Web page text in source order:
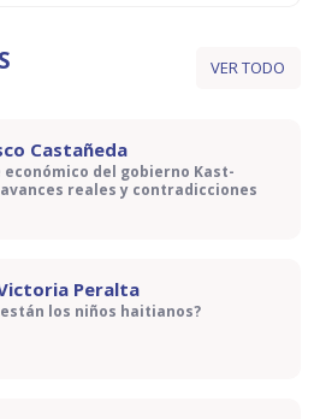
VER TODO
Castañeda
económico del gobierno Kast-
reales y contradicciones
Peralta
están los niños haitianos?